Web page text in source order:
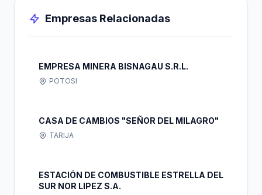
Empresas Relacionadas
EMPRESA MINERA BISNAGAU S.R.L.
POTOSI
CASA DE CAMBIOS "SEÑOR DEL MILAGRO"
TARIJA
ESTACIÓN DE COMBUSTIBLE ESTRELLA DEL
SUR NOR LIPEZ S.A.